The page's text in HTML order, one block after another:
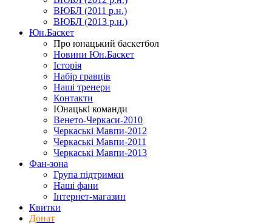
ВЮБЛ (2011 р.н.)
ВЮБЛ (2013 р.н.)
Юн.Баскет
Про юнацький баскетбол
Новини Юн.Баскет
Історія
Набір гравців
Наші тренери
Контакти
Юнацькі команди
Венето-Черкаси-2010
Черкаські Мавпи-2012
Черкаські Мавпи-2011
Черкаські Мавпи-2013
Фан-зона
Група підтримки
Наші фани
Інтернет-магазин
Квитки
Донат